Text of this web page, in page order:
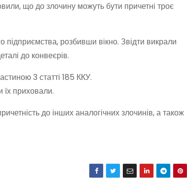
що до злочину можуть бути причетні троє
розбивши вікно. Звідти викрали
до конвеєрів.
3 статті 185 ККУ.
їх приховали.
до інших аналогічних злочинів, а також